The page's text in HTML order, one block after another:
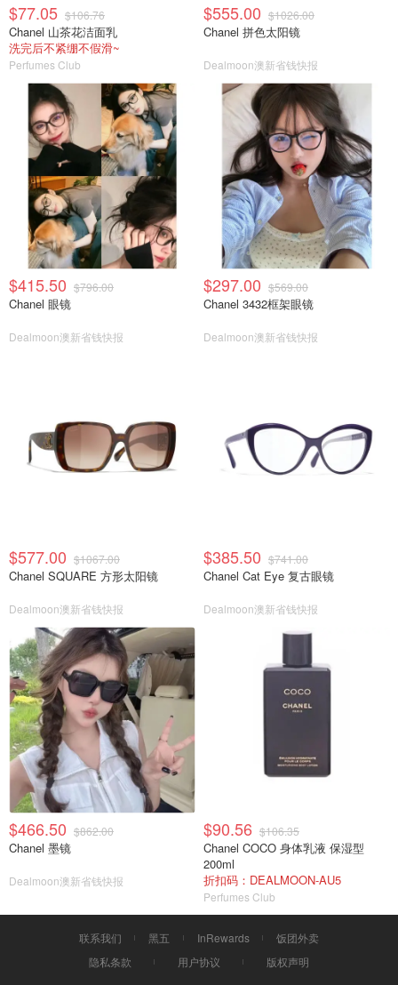
$77.05 $106.76
Chanel 山茶花洁面乳
洗完后不紧绷不假滑~
Perfumes Club
$555.00 $1026.00
Chanel 拼色太阳镜
Dealmoon澳新省钱快报
$415.50 $796.00
Chanel 眼镜
Dealmoon澳新省钱快报
$297.00 $569.00
Chanel 3432框架眼镜
Dealmoon澳新省钱快报
$577.00 $1067.00
Chanel SQUARE 方形太阳镜
Dealmoon澳新省钱快报
$385.50 $741.00
Chanel Cat Eye 复古眼镜
Dealmoon澳新省钱快报
$466.50 $862.00
Chanel 墨镜
Dealmoon澳新省钱快报
$90.56 $106.35
Chanel COCO 身体乳液 保湿型
200ml
折扣码：DEALMOON-AU5
Perfumes Club
联系我们 黑五 InRewards
饭团外卖
隐私条款
用户协议 版权声明